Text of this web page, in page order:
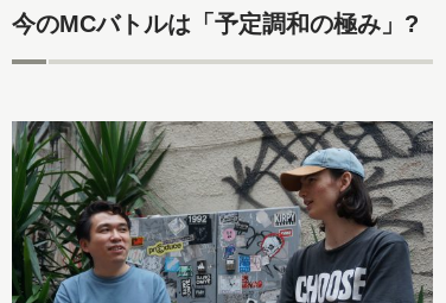
今のMCバトルは「予定調和の極み」?